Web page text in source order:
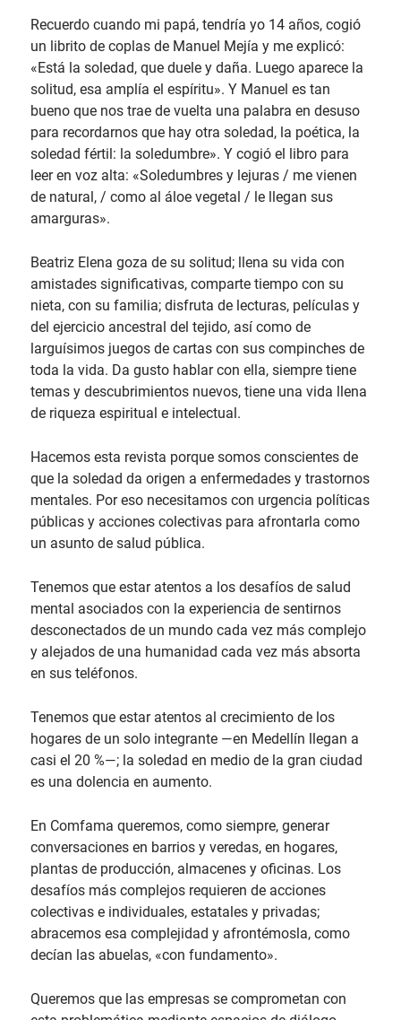
Recuerdo cuando mi papá, tendría yo 14 años, cogió
un librito de coplas de Manuel Mejía y me explicó:
«Está la soledad, que duele y daña. Luego aparece la
solitud, esa amplía el espíritu». Y Manuel es tan
bueno que nos trae de vuelta una palabra en desuso
para recordarnos que hay otra soledad, la poética, la
soledad fértil: la soledumbre». Y cogió el libro para
leer en voz alta: «Soledumbres y lejuras / me vienen
de natural, / como al áloe vegetal / le llegan sus
amarguras».
Beatriz Elena goza de su solitud; llena su vida con
amistades significativas, comparte tiempo con su
nieta, con su familia; disfruta de lecturas, películas y
del ejercicio ancestral del tejido, así como de
larguísimos juegos de cartas con sus compinches de
toda la vida. Da gusto hablar con ella, siempre tiene
temas y descubrimientos nuevos, tiene una vida llena
de riqueza espiritual e intelectual.
Hacemos esta revista porque somos conscientes de
que la soledad da origen a enfermedades y trastornos
mentales. Por eso necesitamos con urgencia políticas
públicas y acciones colectivas para afrontarla como
un asunto de salud pública.
Tenemos que estar atentos a los desafíos de salud
mental asociados con la experiencia de sentirnos
desconectados de un mundo cada vez más complejo
y alejados de una humanidad cada vez más absorta
en sus teléfonos.
Tenemos que estar atentos al crecimiento de los
hogares de un solo integrante —en Medellín llegan a
casi el 20 %—; la soledad en medio de la gran ciudad
es una dolencia en aumento.
En Comfama queremos, como siempre, generar
conversaciones en barrios y veredas, en hogares,
plantas de producción, almacenes y oficinas. Los
desafíos más complejos requieren de acciones
colectivas e individuales, estatales y privadas;
abracemos esa complejidad y afrontémosla, como
decían las abuelas, «con fundamento».
Queremos que las empresas se comprometan con